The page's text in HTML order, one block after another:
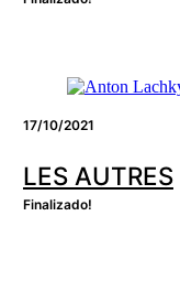
17/10/2021
LES AUTRES
Finalizado!